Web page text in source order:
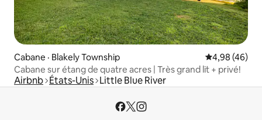
Cabane · Blakely Township Note
4,98 (46)
Cabane sur étang de quatre acres | Très grand lit + privé!
Airbnb États-Unis Little Blue River